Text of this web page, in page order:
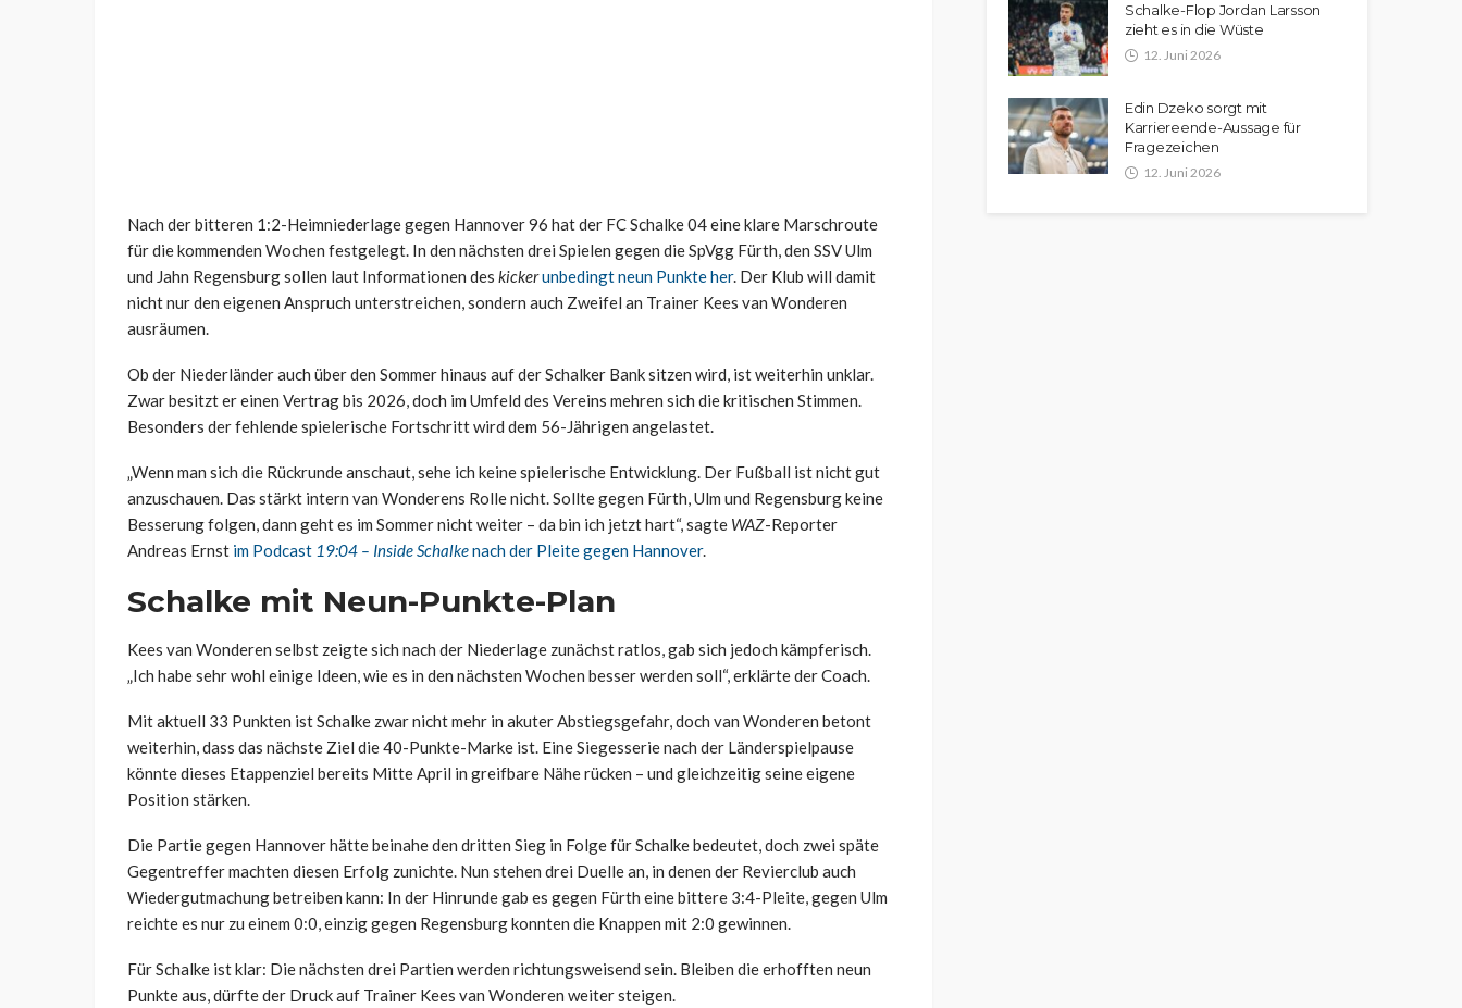
Nach der bitteren 1:2-Heimniederlage gegen Hannover 96 hat der FC Schalke 04 eine klare Marschroute
für die kommenden Wochen festgelegt. In den nächsten drei Spielen gegen die SpVgg Fürth, den SSV Ulm
und Jahn Regensburg sollen laut Informationen des kickerunbedingt neun Punkte her. Der Klub will damit
nicht nur den eigenen Anspruch unterstreichen, sondern auch Zweifel an Trainer Kees van Wonderen
ausräumen.
Ob der Niederländer auch über den Sommer hinaus auf der Schalker Bank sitzen wird, ist weiterhin unklar.
Zwar besitzt er einen Vertrag bis 2026, doch im Umfeld des Vereins mehren sich die kritischen Stimmen.
Besonders der fehlende spielerische Fortschritt wird dem 56-Jährigen angelastet.
„Wenn man sich die Rückrunde anschaut, sehe ich keine spielerische Entwicklung. Der Fußball ist nicht gut
anzuschauen. Das stärkt intern van Wonderens Rolle nicht. Sollte gegen Fürth, Ulm und Regensburg keine
Besserung folgen, dann geht es im Sommer nicht weiter – da bin ich jetzt hart“, sagte WAZ-Reporter
Andreas Ernst im Podcast 19:04 – Inside Schalkenach der Pleite gegen Hannover.
Schalke mit Neun-Punkte-Plan
Kees van Wonderen selbst zeigte sich nach der Niederlage zunächst ratlos, gab sich jedoch kämpferisch.
„Ich habe sehr wohl einige Ideen, wie es in den nächsten Wochen besser werden soll“, erklärte der Coach.
Mit aktuell 33 Punkten ist Schalke zwar nicht mehr in akuter Abstiegsgefahr, doch van Wonderen betont
weiterhin, dass das nächste Ziel die 40-Punkte-Marke ist. Eine Siegesserie nach der Länderspielpause
könnte dieses Etappenziel bereits Mitte April in greifbare Nähe rücken – und gleichzeitig seine eigene
Position stärken.
Die Partie gegen Hannover hätte beinahe den dritten Sieg in Folge für Schalke bedeutet, doch zwei späte
Gegentreffer machten diesen Erfolg zunichte. Nun stehen drei Duelle an, in denen der Revierclub auch
Wiedergutmachung betreiben kann: In der Hinrunde gab es gegen Fürth eine bittere 3:4-Pleite, gegen Ulm
reichte es nur zu einem 0:0, einzig gegen Regensburg konnten die Knappen mit 2:0 gewinnen.
Für Schalke ist klar: Die nächsten drei Partien werden richtungsweisend sein. Bleiben die erhofften neun
Punkte aus, dürfte der Druck auf Trainer Kees van Wonderen weiter steigen.
Schalke-Flop Jordan Larsson
zieht es in die Wüste
12. Juni 2026
Edin Dzeko sorgt mit
Karriereende-Aussage für
Fragezeichen
12. Juni 2026